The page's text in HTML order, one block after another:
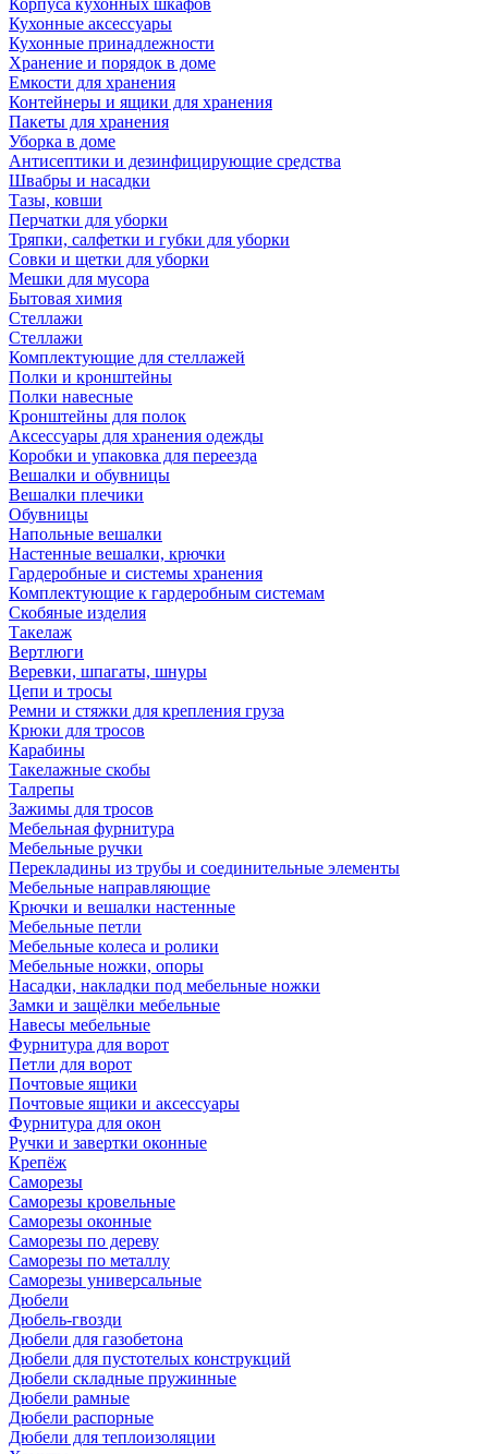
Корпуса кухонных шкафов
Кухонные аксессуары
Кухонные принадлежности
Хранение и порядок в доме
Емкости для хранения
Контейнеры и ящики для хранения
Пакеты для хранения
Уборка в доме
Антисептики и дезинфицирующие средства
Швабры и насадки
Тазы, ковши
Перчатки для уборки
Тряпки, салфетки и губки для уборки
Совки и щетки для уборки
Мешки для мусора
Бытовая химия
Стеллажи
Стеллажи
Комплектующие для стеллажей
Полки и кронштейны
Полки навесные
Кронштейны для полок
Аксессуары для хранения одежды
Коробки и упаковка для переезда
Вешалки и обувницы
Вешалки плечики
Обувницы
Напольные вешалки
Настенные вешалки, крючки
Гардеробные и системы хранения
Комплектующие к гардеробным системам
Скобяные изделия
Такелаж
Вертлюги
Веревки, шпагаты, шнуры
Цепи и тросы
Ремни и стяжки для крепления груза
Крюки для тросов
Карабины
Такелажные скобы
Талрепы
Зажимы для тросов
Мебельная фурнитура
Мебельные ручки
Перекладины из трубы и соединительные элементы
Мебельные направляющие
Крючки и вешалки настенные
Мебельные петли
Мебельные колеса и ролики
Мебельные ножки, опоры
Насадки, накладки под мебельные ножки
Замки и защёлки мебельные
Навесы мебельные
Фурнитура для ворот
Петли для ворот
Почтовые ящики
Почтовые ящики и аксессуары
Фурнитура для окон
Ручки и завертки оконные
Крепёж
Саморезы
Саморезы кровельные
Саморезы оконные
Саморезы по дереву
Саморезы по металлу
Саморезы универсальные
Дюбели
Дюбель-гвозди
Дюбели для газобетона
Дюбели для пустотелых конструкций
Дюбели складные пружинные
Дюбели рамные
Дюбели распорные
Дюбели для теплоизоляции